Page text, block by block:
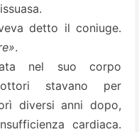
detto il coniuge.
.
nel suo corpo
stavano per
diversi anni dopo,
cardiaca.